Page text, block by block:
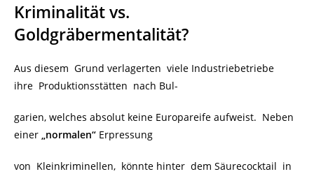
Kriminalität vs.
Goldgräbermentalität?
Aus diesem Grund verlagerten viele Industriebetriebe
ihre Produktionsstätten nach Bul-
garien, welches absolut keine Europareife aufweist. Neben
einer „normalen“ Erpressung
von Kleinkriminellen, könnte hinter dem Säurecocktail in